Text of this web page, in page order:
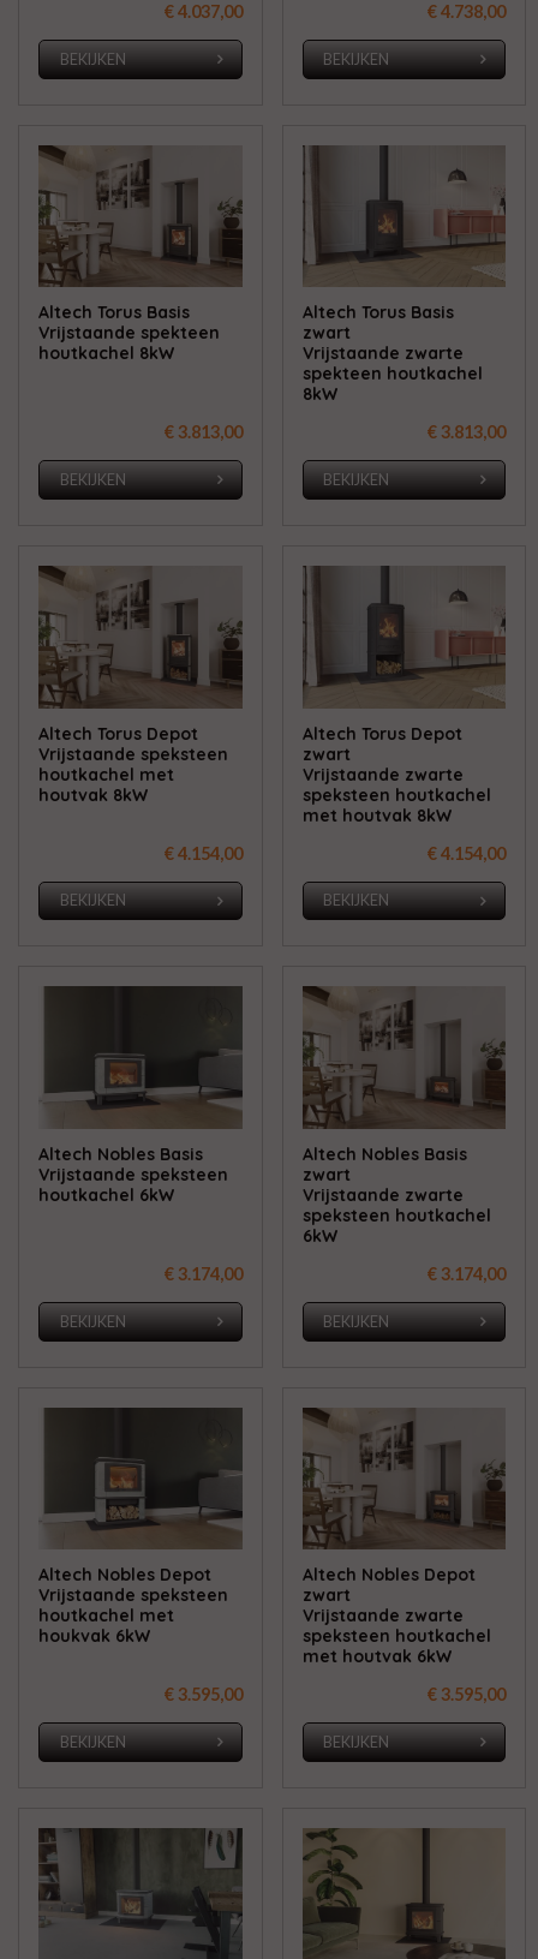
€ 4.037,00
BEKIJKEN
€ 4.738,00
BEKIJKEN
Altech Torus Basis
Vrijstaande spekteen
houtkachel 8kW
€ 3.813,00
BEKIJKEN
Altech Torus Basis
zwart
Vrijstaande zwarte
spekteen houtkachel
8kW
€ 3.813,00
BEKIJKEN
Altech Torus Depot
Vrijstaande speksteen
houtkachel met
houtvak 8kW
€ 4.154,00
BEKIJKEN
Altech Torus Depot
zwart
Vrijstaande zwarte
speksteen houtkachel
met houtvak 8kW
€ 4.154,00
BEKIJKEN
Altech Nobles Basis
Vrijstaande speksteen
houtkachel 6kW
€ 3.174,00
BEKIJKEN
Altech Nobles Basis
zwart
Vrijstaande zwarte
speksteen houtkachel
6kW
€ 3.174,00
BEKIJKEN
Altech Nobles Depot
Vrijstaande speksteen
houtkachel met
houkvak 6kW
€ 3.595,00
BEKIJKEN
Altech Nobles Depot
zwart
Vrijstaande zwarte
speksteen houtkachel
met houtvak 6kW
€ 3.595,00
BEKIJKEN